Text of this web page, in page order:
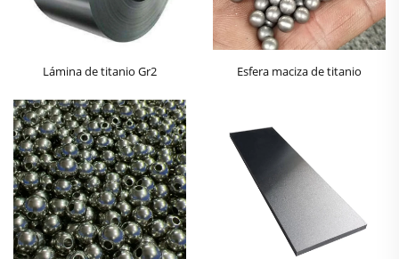
Lámina de titanio Gr2 Esfera maciza de titanio